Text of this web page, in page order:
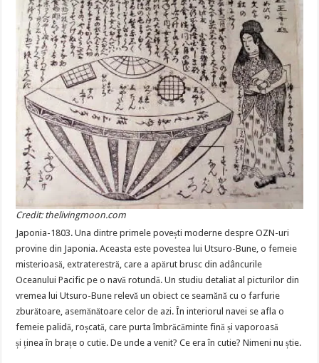
Credit: thelivingmoon.com
Japonia-1803. Una dintre primele povești moderne despre OZN-uri
provine din Japonia. Aceasta este povestea lui Utsuro-Bune, o femeie
misterioasă, extraterestră, care a apărut brusc din adâncurile
Oceanului Pacific pe o navă rotundă. Un studiu detaliat al picturilor din
vremea lui Utsuro-Bune relevă un obiect ce seamănă cu o farfurie
zburătoare, asemănătoare celor de azi. În interiorul navei se afla o
femeie palidă, roșcată, care purta îmbrăcăminte fină și vaporoasă
și ținea în brațe o cutie. De unde a venit? Ce era în cutie? Nimeni nu știe.